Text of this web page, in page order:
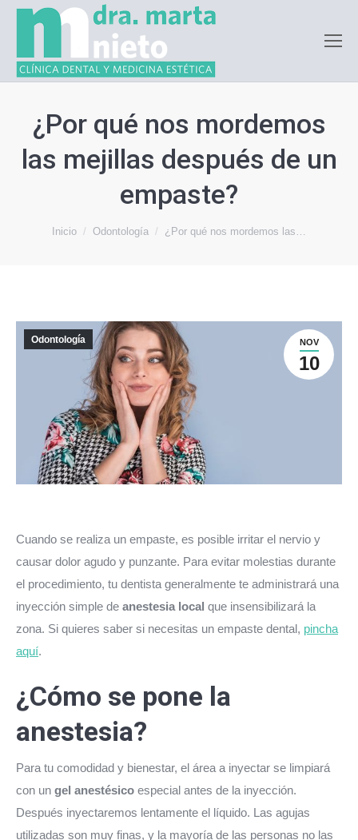
¿Por qué nos mordemos
las mejillas después de un
empaste?
Estás aquí:
Inicio Odontología ¿Por qué nos mordemos las…
NOV
10
Odontología
Cuando se realiza un empaste, es posible irritar el nervio y
causar dolor agudo y punzante. Para evitar molestias durante
el procedimiento, tu dentista generalmente te administrará una
inyección simple de anestesia local que insensibilizará la
zona. Si quieres saber si necesitas un empaste dental, pincha
aquí.
¿Cómo se pone la
anestesia?
Para tu comodidad y bienestar, el área a inyectar se limpiará
con un gel anestésico especial antes de la inyección.
Después inyectaremos lentamente el líquido. Las agujas
utilizadas son muy finas, y la mayoría de las personas no las